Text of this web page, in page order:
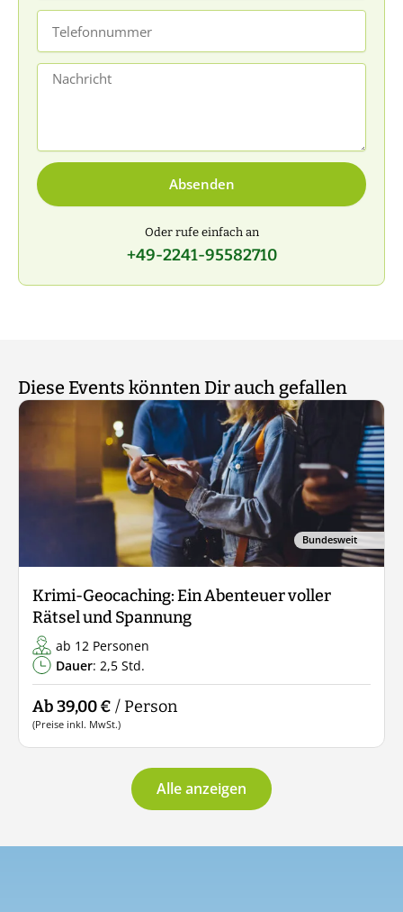
Nachricht
Absenden
Oder rufe einfach an
+49-2241-95582710
Diese Events könnten Dir auch gefallen
Bundesweit
Krimi-Geocaching: Ein Abenteuer voller
Rätsel und Spannung
ab 12 Personen
Dauer: 2,5 Std.
Ab 39,00 € / Person
(Preise inkl. MwSt.)
Alle anzeigen